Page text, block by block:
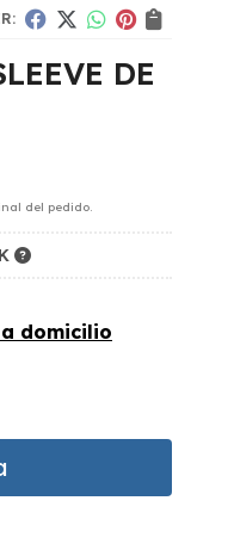
DE
del pedido.
domicilio